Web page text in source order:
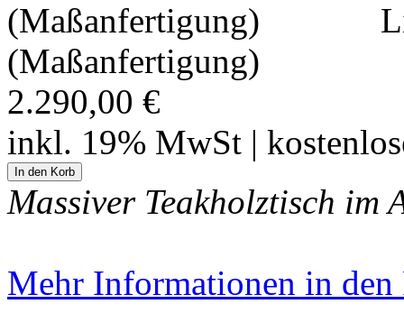
(Maßanfertigung)
2.290,00 €
inkl. 19% MwSt |
Massiver Teakholztisch im
Mehr Informationen in den